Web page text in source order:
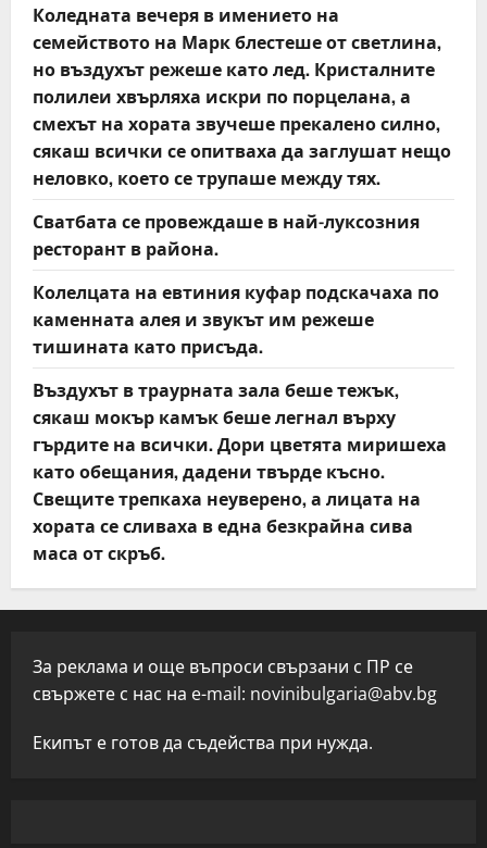
Коледната вечеря в имението на
семейството на Марк блестеше от светлина,
но въздухът режеше като лед. Кристалните
полилеи хвърляха искри по порцелана, а
смехът на хората звучеше прекалено силно,
сякаш всички се опитваха да заглушат нещо
неловко, което се трупаше между тях.
Сватбата се провеждаше в най-луксозния
ресторант в района.
Колелцата на евтиния куфар подскачаха по
каменната алея и звукът им режеше
тишината като присъда.
Въздухът в траурната зала беше тежък,
сякаш мокър камък беше легнал върху
гърдите на всички. Дори цветята миришеха
като обещания, дадени твърде късно.
Свещите трепкаха неуверено, а лицата на
хората се сливаха в една безкрайна сива
маса от скръб.
За реклама и още въпроси свързани с ПР се
свържете с нас на e-mail: novinibulgaria@abv.bg
Екипът е готов да съдейства при нужда.